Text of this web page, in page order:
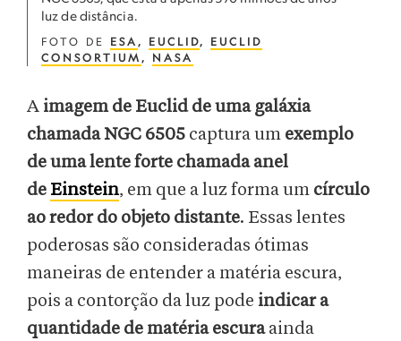
luz de distância.
FOTO DE ESA , EUCLID, EUCLID
CONSORTIUM , NASA
A imagem de Euclid de uma galáxia
chamada NGC 6505 captura um exemplo
de uma lente forte chamada anel
de Einstein, em que a luz forma um círculo
ao redor do objeto distante. Essas lentes
poderosas são consideradas ótimas
maneiras de entender a matéria escura,
pois a contorção da luz pode indicar a
quantidade de matéria escuraainda